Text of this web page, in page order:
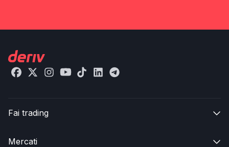
Fai trading 
Mercati 